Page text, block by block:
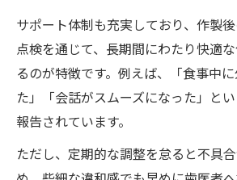
サポート体制も充実しており、作製
点検を通じて、長期間にわたり快適
るのが特徴です。例えば、「食事中
た」「会話がスムーズになった」と
報告されています。
ただし、定期的な調整を怠ると不具